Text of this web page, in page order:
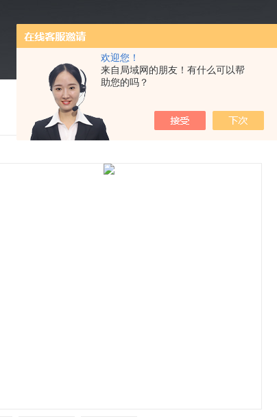
欢迎您！
来自局域网的朋友！有什么可以帮
助您的吗？
我的位置：首页>